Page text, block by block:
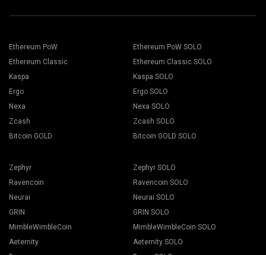
Ethereum PoW
Ethereum Classic
Kaspa
Ergo
Nexa
Zcash
Bitcoin GOLD
Ethereum PoW SOLO
Ethereum Classic SOLO
Kaspa SOLO
Ergo SOLO
Nexa SOLO
Zcash SOLO
Bitcoin GOLD SOLO
Zephyr
Ravencoin
Neurai
GRIN
MimbleWimbleCoin
Aeternity
Zephyr SOLO
Ravencoin SOLO
Neurai SOLO
GRIN SOLO
MimbleWimbleCoin SOLO
Aeternity SOLO